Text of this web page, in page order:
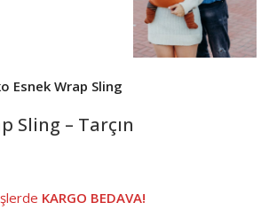
Esnek Wrap Sling
Sling – Tarçın
KARGO BEDAVA!